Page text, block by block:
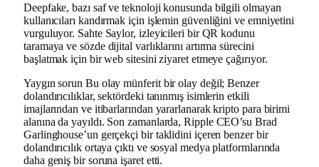
Deepfake, bazı saf ve teknoloji konusunda bilgili olmayan
kullanıcıları kandırmak için işlemin güvenliğini ve emniyetini
vurguluyor. Sahte Saylor, izleyicileri bir QR kodunu
taramaya ve sözde dijital varlıklarını artırma sürecini
başlatmak için bir web sitesini ziyaret etmeye çağırıyor.
Yaygın sorun Bu olay münferit bir olay değil; Benzer
dolandırıcılıklar, sektördeki tanınmış isimlerin etkili
imajlarından ve itibarlarından yararlanarak kripto para birimi
alanına da yayıldı. Son zamanlarda, Ripple CEO’su Brad
Garlinghouse’un gerçekçi bir taklidini içeren benzer bir
dolandırıcılık ortaya çıktı ve sosyal medya platformlarında
daha geniş bir soruna işaret etti.